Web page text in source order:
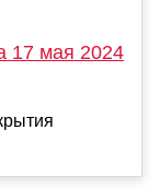
17 мая 2024